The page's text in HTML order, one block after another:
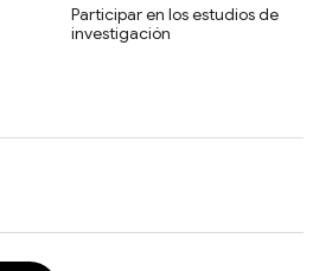
Participar en los estudios de
investigación